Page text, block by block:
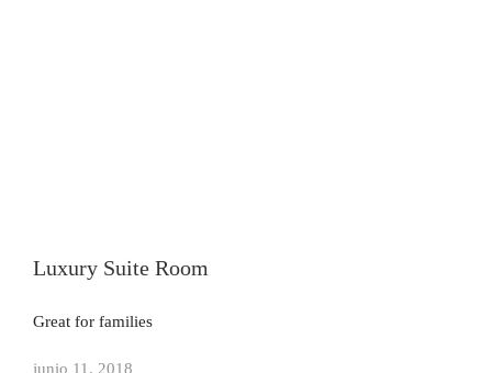
Luxury Suite Room
Great for families
junio 11, 2018